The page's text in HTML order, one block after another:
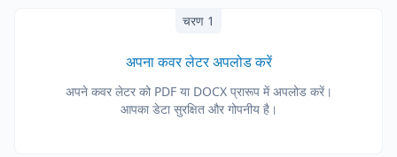
चरण 1
अपना कवर लेटर अपलोड करें
अपने कवर लेटर को PDF या DOCX प्रारूप में अपलोड करें।
आपका डेटा सुरक्षित और गोपनीय है।